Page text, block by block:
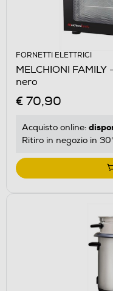
FORNETTI ELETTRICI
MELCHIONI
nero
€ 70,90
Acquisto online:
Ritiro in negozio in